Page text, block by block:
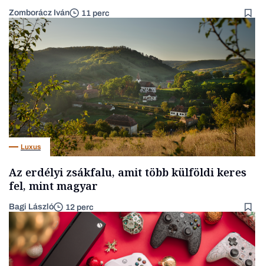
Zomborácz Iván 11 perc
Luxus
Az erdélyi zsákfalu, amit több külföldi keres
fel, mint magyar
Bagi László 12 perc